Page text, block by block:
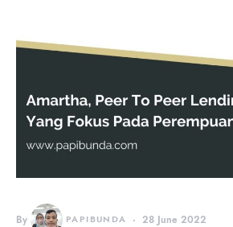
By PAPIBUNDA 28 June 2022